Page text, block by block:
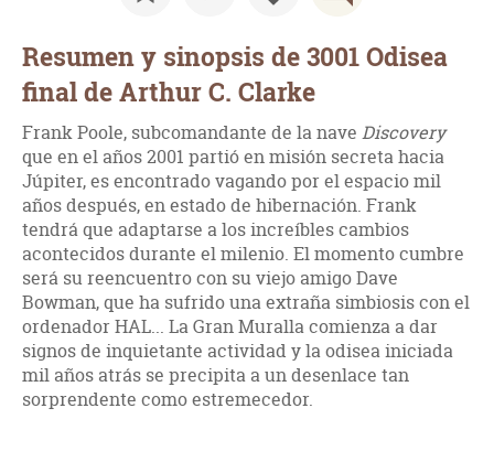
Resumen y sinopsis de 3001 Odisea
final de Arthur C. Clarke
Frank Poole, subcomandante de la nave Discovery
que en el años 2001 partió en misión secreta hacia
Júpiter, es encontrado vagando por el espacio mil
años después, en estado de hibernación. Frank
tendrá que adaptarse a los increíbles cambios
acontecidos durante el milenio. El momento cumbre
será su reencuentro con su viejo amigo Dave
Bowman, que ha sufrido una extraña simbiosis con el
ordenador HAL... La Gran Muralla comienza a dar
signos de inquietante actividad y la odisea iniciada
mil años atrás se precipita a un desenlace tan
sorprendente como estremecedor.